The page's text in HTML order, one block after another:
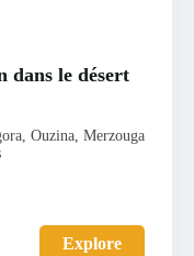
dans le désert
Ouzina, Merzouga
Explore